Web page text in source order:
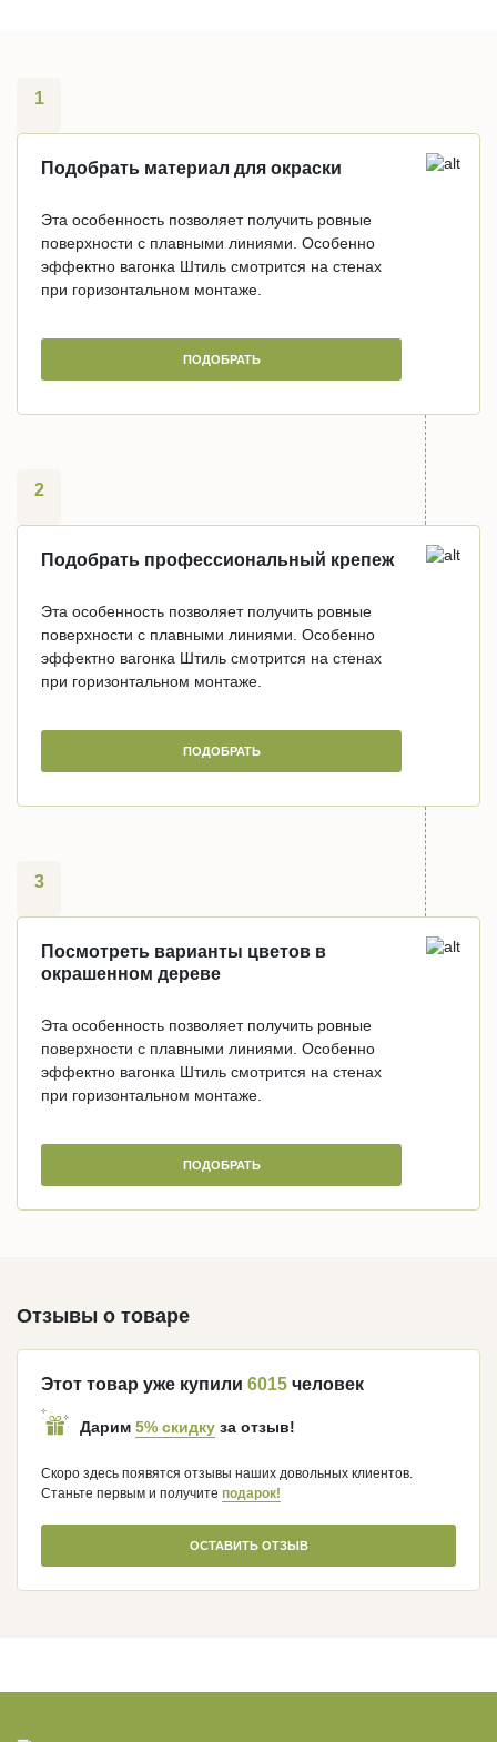
1
Подобрать материал для окраски
Эта особенность позволяет получить ровные
поверхности с плавными линиями. Особенно
эффектно вагонка Штиль смотрится на стенах
при горизонтальном монтаже.
ПОДОБРАТЬ
2
Подобрать профессиональный крепеж
Эта особенность позволяет получить ровные
поверхности с плавными линиями. Особенно
эффектно вагонка Штиль смотрится на стенах
при горизонтальном монтаже.
ПОДОБРАТЬ
3
Посмотреть варианты цветов в
окрашенном дереве
Эта особенность позволяет получить ровные
поверхности с плавными линиями. Особенно
эффектно вагонка Штиль смотрится на стенах
при горизонтальном монтаже.
ПОДОБРАТЬ
Отзывы о товаре
Этот товар уже купили 6015 человек
Дарим 5% скидку за отзыв!
Скоро здесь появятся отзывы наших довольных клиентов.
Станьте первым и получите подарок!
ОСТАВИТЬ ОТЗЫВ